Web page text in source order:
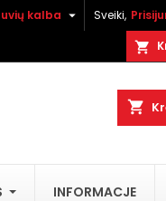
Sveiki,
kalba 
shopping_cart
shopping_cart
INFORMACJE